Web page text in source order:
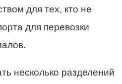
для тех, кто не
для перевозки
несколько разделений